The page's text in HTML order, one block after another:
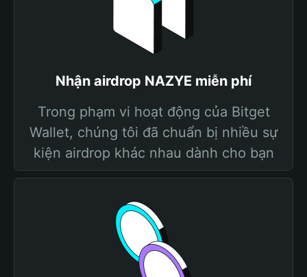
Nhận airdrop NAZYE miễn phí
Trong phạm vi hoạt động của Bitget
Wallet, chúng tôi đã chuẩn bị nhiều sự
kiện airdrop khác nhau dành cho bạn